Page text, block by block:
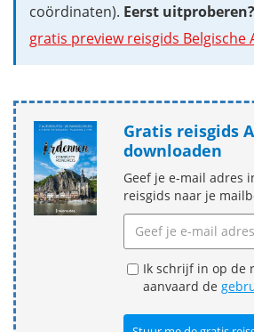
coördinaten). Eerst uitproberen?
gratis preview reisgids Belgische
Gratis reisgids
downloaden
Geef je e-mail adres
reisgids naar je
Ik schrijf in op de
aanvaard de